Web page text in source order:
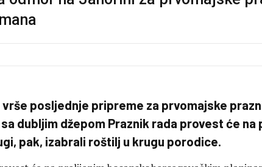
posljednje pripreme za prvomajske
dubljim džepom Praznik rada provest će na
pak, izabrali roštilj u krugu porodice.